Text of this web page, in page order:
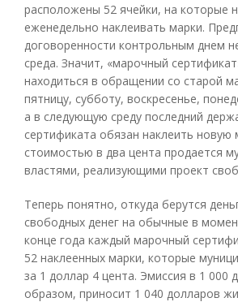
расположены 52 ячейки, на которые
еженедельно наклеивать марки.
договоренности контрольным днем
среда. Значит, «марочный
находиться в обращении со старой
пятницу, субботу, воскресенье,
а в следующую среду последний
сертификата обязан наклеить новую
стоимостью в два цента продается
властями, реализующими проект
Теперь понятно, откуда берутся
свободных денег на обычные в
конце года каждый марочный
52 наклеенных марки, которые
за 1 доллар 4 цента. Эмиссия в 1 000
образом, приносит 1 040 долларов